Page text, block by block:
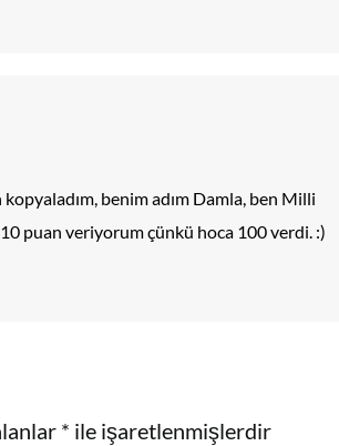
benim adım Damla, ben Milli
puan veriyorum çünkü hoca 100 verdi. :)
* ile işaretlenmişlerdir